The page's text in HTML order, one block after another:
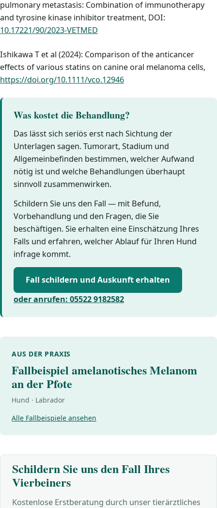
pulmonary metastasis: Combination of immunotherapy
and tyrosine kinase inhibitor treatment, DOI:
10.17221/90/2023-VETMED
Ishikawa T et al (2024): Comparison of the anticancer
effects of various statins on canine oral melanoma cells,
https://doi.org/10.1111/vco.12946
Was kostet die Behandlung?
Das lässt sich seriös erst nach Sichtung der
Unterlagen sagen. Tumorart, Stadium und
Allgemeinbefinden bestimmen, welcher Aufwand
nötig ist und welche Behandlungen überhaupt
sinnvoll zusammenwirken.
Schildern Sie uns den Fall — mit Befund,
Vorbehandlung und den Fragen, die Sie
beschäftigen. Sie erhalten eine Einschätzung Ihres
Falls und erfahren, welcher Ablauf für Ihren Hund
infrage kommt.
Fall schildern und Auskunft erhalten
oder anrufen: 05522 9182582
AUS DER PRAXIS
Fallbeispiel amelanotisches Melanom
an der Pfote
Hund · Labrador
Alle Fallbeispiele ansehen
Schildern Sie uns den Fall Ihres
Vierbeiners
Kostenlose Erstberatung durch unser tierärztliches